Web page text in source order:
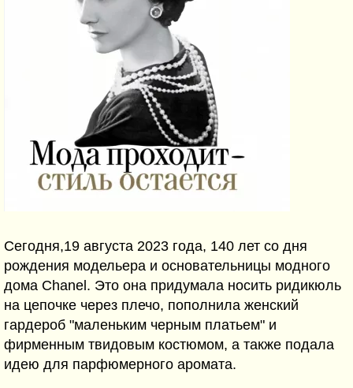
Сегодня,19 августа 2023 года, 140 лет со дня
рождения модельера и основательницы модного
дома Chanel. Это она придумала носить ридикюль
на цепочке через плечо, пополнила женский
гардероб "маленьким черным платьем" и
фирменным твидовым костюмом, а также подала
идею для парфюмерного аромата.